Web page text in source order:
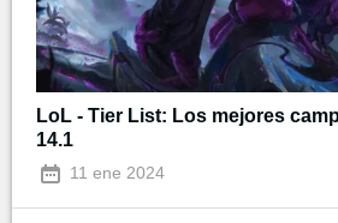
LoL - Tier List: Los mejores
14.1
11 ene 2024